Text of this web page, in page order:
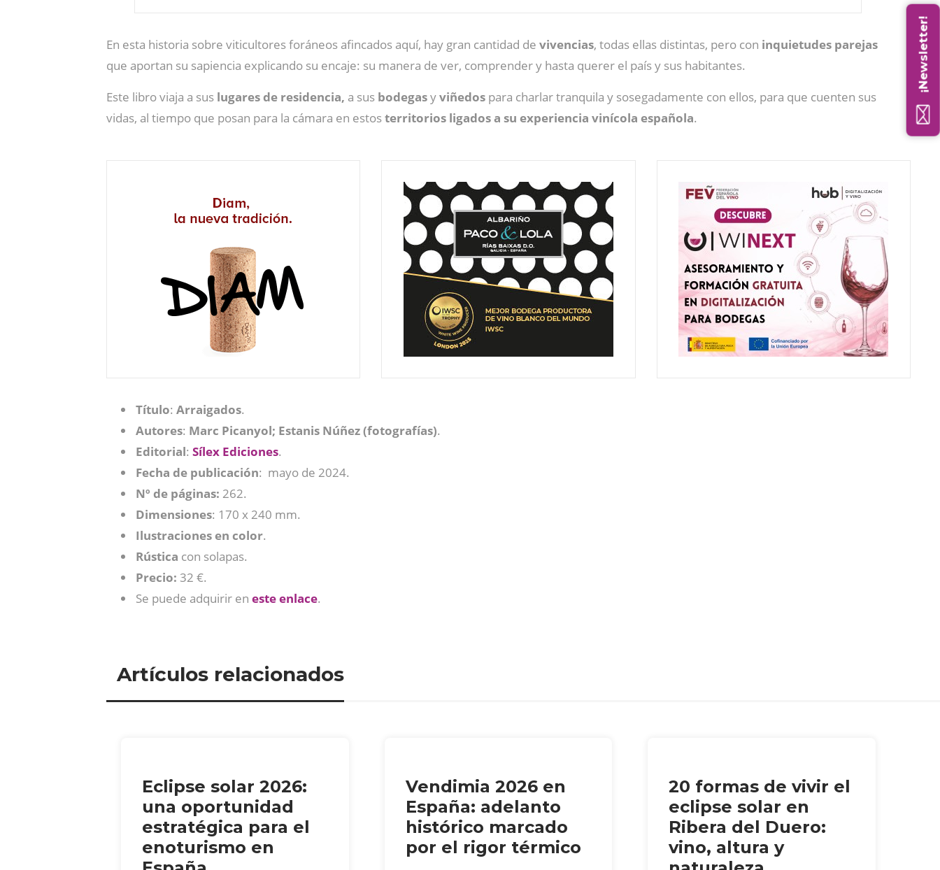
En esta historia sobre viticultores foráneos afincados aquí, hay gran cantidad de vivencias, todas ellas distintas, pero con inquietudes parejas
que aportan su sapiencia explicando su encaje: su manera de ver, comprender y hasta querer el país y sus habitantes.
Este libro viaja a sus lugares de residencia, a sus bodegasyviñedos para charlar tranquila y sosegadamente con ellos, para que cuenten sus
vidas, al tiempo que posan para la cámara en estosterritorios ligados a su experiencia vinícola española.
Título: Arraigados.
Autores: Marc Picanyol; Estanis Núñez (fotografías).
Editorial: Sílex Ediciones.
Fecha de publicación: ‎ mayo de 2024.
Nº de páginas: 262.
Dimensiones: 170 x 240 mm.
Ilustraciones en color.
Rústica con solapas.
Precio: 32 €.
Se puede adquirir en esteenlace.
Artículos relacionados
Eclipse solar 2026:
una oportunidad
estratégica para el
enoturismo en
Vendimia 2026 en
España: adelanto
histórico marcado
por el rigor térmico
20 formas de vivir el
eclipse solar en
Ribera del Duero:
vino, altura y
¡Newsletter!